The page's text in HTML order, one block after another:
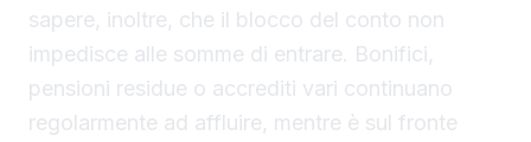
sapere, inoltre, che il blocco del conto non
impedisce alle somme di entrare. Bonifici,
pensioni residue o accrediti vari continuano
regolarmente ad affluire, mentre è sul fronte